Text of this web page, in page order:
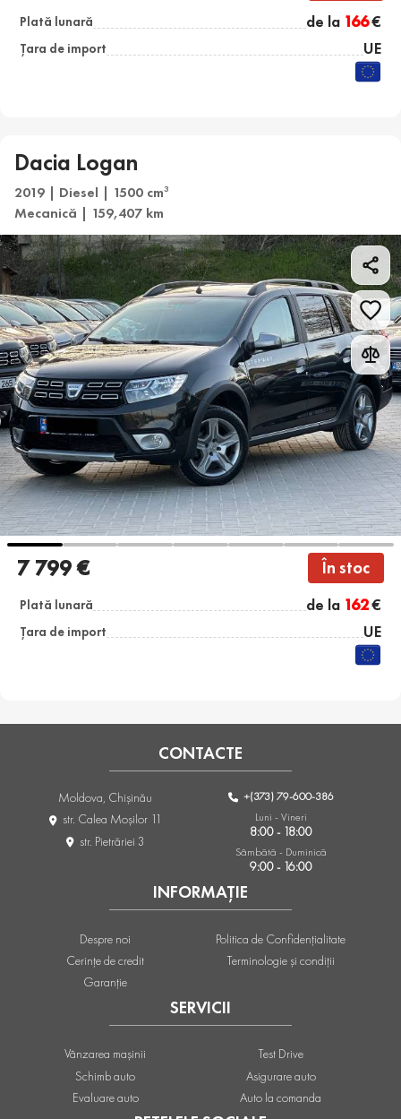
Plată lunară de la 166€
Țara de import UE
Dacia Logan
2019 | Diesel | 1500 cm3
Mecanică | 159,407 km
7 799 € În stoc
Plată lunară de la 162€
Țara de import UE
SERVICII
Vânzarea mașinii
Schimb auto
Evaluare auto
Test Drive
Asigurare auto
Auto la comanda
INFORMAȚIE
Despre noi
Cerințe de credit
Garanție
Politica de Confidențialitate
Terminologie și condiții
CONTACTE
Moldova, Chişinău
str. Calea Moşilor 11
str. Pietrăriei 3
+(373) 79-600-386
Luni - Vineri
8:00 - 18:00
Sâmbătă - Duminică
9:00 - 16:00